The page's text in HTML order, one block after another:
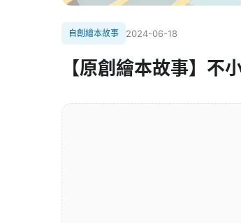
自創繪本故事 2024-06-18
【原創繪本故事】不